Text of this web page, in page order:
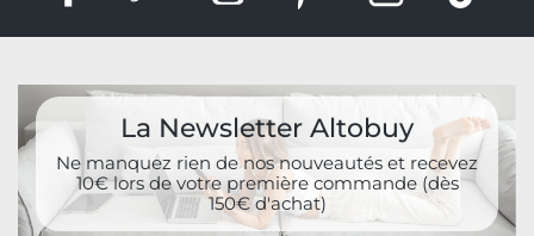
La Newsletter Altobuy
Ne manquez rien de nos nouveautés et recevez
10€ lors de votre première commande (dès
150€ d'achat)